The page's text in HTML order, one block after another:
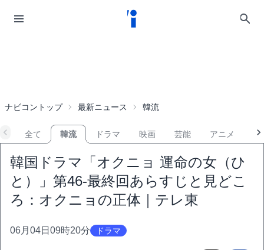
ナビコントップ 最新ニュース 韓流
全て 韓流 ドラマ 映画 芸能 アニメ
韓国ドラマ「オクニョ 運命の女（ひ
と）」第46-最終回あらすじと見どこ
ろ：オクニョの正体｜テレ東
06月04日09時20分 ドラマ